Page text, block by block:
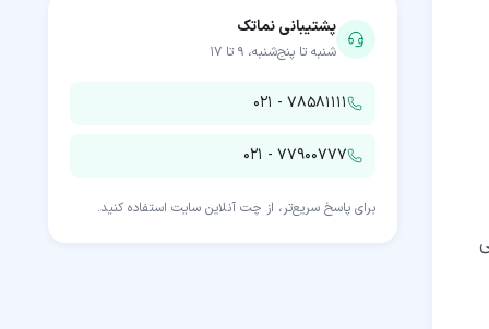
پشتیبانی نماتک
شنبه تا پنج‌شنبه، ۹ تا ۱۷
۰۲۱ - ۷۸۵۸۱۱۱۱
۰۲۱ - ۷۷۹۰۰۷۷۷
برای پاسخ سریع‌تر، از چت آنلاین سایت استفاده کنید.